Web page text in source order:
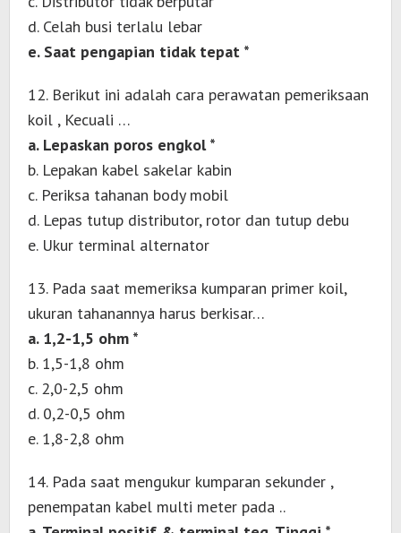
d. Celah busi terlalu lebar
e. Saat pengapian tidak tepat *
12. Berikut ini adalah cara perawatan pemeriksaan
koil , Kecuali …
a. Lepaskan poros engkol *
b. Lepakan kabel sakelar kabin
c. Periksa tahanan body mobil
d. Lepas tutup distributor, rotor dan tutup debu
e. Ukur terminal alternator
13. Pada saat memeriksa kumparan primer koil,
ukuran tahanannya harus berkisar…
a. 1,2-1,5 ohm *
b. 1,5-1,8 ohm
c. 2,0-2,5 ohm
d. 0,2-0,5 ohm
e. 1,8-2,8 ohm
14. Pada saat mengukur kumparan sekunder ,
penempatan kabel multi meter pada ..